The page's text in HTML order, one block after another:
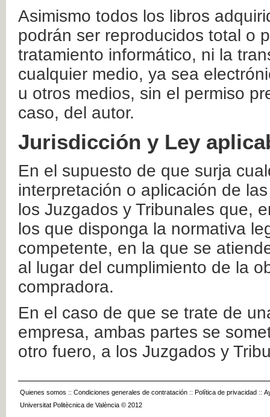
Asimismo todos los libros
podrán ser reproducidos total o
tratamiento informático, ni la
cualquier medio, ya sea
u otros medios, sin el permiso
caso, del autor.
Jurisdicción y Ley
En el supuesto de que surja
interpretación o aplicación de
los Juzgados y Tribunales que,
los que disponga la normativa
competente, en la que se
al lugar del cumplimiento de la
compradora.
En el caso de que se trate de
empresa, ambas partes se
otro fuero, a los Juzgados y
Quienes somos :: Condiciones generales de contratación :: Política de privacidad ::
Universitat Politècnica de València © 2012